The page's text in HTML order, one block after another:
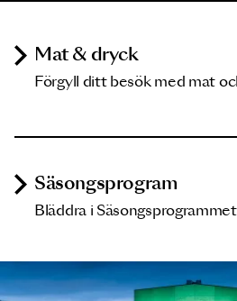
Mat & dryck
Förgyll ditt besök med mat
Säsongsprogram
Bläddra i